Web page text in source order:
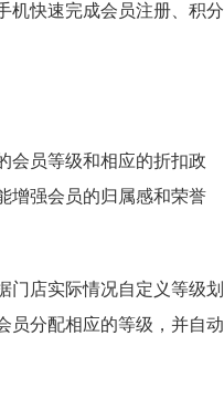
机快速完成会员注册、积分
会员等级和相应的折扣政
增强会员的归属感和荣誉
门店实际情况自定义等级划
员分配相应的等级，并自动